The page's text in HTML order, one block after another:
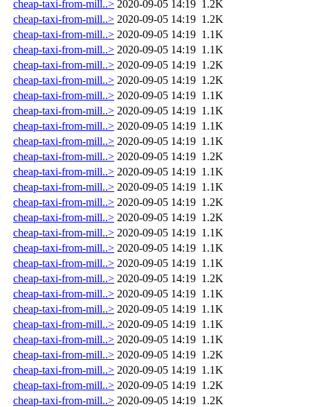
cheap-taxi-from-mill..> 2020-09-05 14:19 1.2K
cheap-taxi-from-mill..> 2020-09-05 14:19 1.2K
cheap-taxi-from-mill..> 2020-09-05 14:19 1.1K
cheap-taxi-from-mill..> 2020-09-05 14:19 1.1K
cheap-taxi-from-mill..> 2020-09-05 14:19 1.2K
cheap-taxi-from-mill..> 2020-09-05 14:19 1.2K
cheap-taxi-from-mill..> 2020-09-05 14:19 1.1K
cheap-taxi-from-mill..> 2020-09-05 14:19 1.1K
cheap-taxi-from-mill..> 2020-09-05 14:19 1.1K
cheap-taxi-from-mill..> 2020-09-05 14:19 1.1K
cheap-taxi-from-mill..> 2020-09-05 14:19 1.2K
cheap-taxi-from-mill..> 2020-09-05 14:19 1.1K
cheap-taxi-from-mill..> 2020-09-05 14:19 1.1K
cheap-taxi-from-mill..> 2020-09-05 14:19 1.2K
cheap-taxi-from-mill..> 2020-09-05 14:19 1.2K
cheap-taxi-from-mill..> 2020-09-05 14:19 1.1K
cheap-taxi-from-mill..> 2020-09-05 14:19 1.1K
cheap-taxi-from-mill..> 2020-09-05 14:19 1.1K
cheap-taxi-from-mill..> 2020-09-05 14:19 1.2K
cheap-taxi-from-mill..> 2020-09-05 14:19 1.1K
cheap-taxi-from-mill..> 2020-09-05 14:19 1.1K
cheap-taxi-from-mill..> 2020-09-05 14:19 1.1K
cheap-taxi-from-mill..> 2020-09-05 14:19 1.1K
cheap-taxi-from-mill..> 2020-09-05 14:19 1.2K
cheap-taxi-from-mill..> 2020-09-05 14:19 1.1K
cheap-taxi-from-mill..> 2020-09-05 14:19 1.2K
cheap-taxi-from-mill..> 2020-09-05 14:19 1.2K